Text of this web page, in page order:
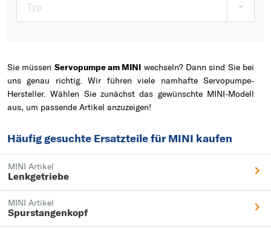
Typ
Sie müssen Servopumpe am MINI wechseln? Dann sind Sie bei
uns genau richtig. Wir führen viele namhafte Servopumpe-
Hersteller. Wählen Sie zunächst das gewünschte MINI-Modell
aus, um passende Artikel anzuzeigen!
Häufig gesuchte Ersatzteile für MINI kaufen
MINI Artikel
Lenkgetriebe
MINI Artikel
Spurstangenkopf